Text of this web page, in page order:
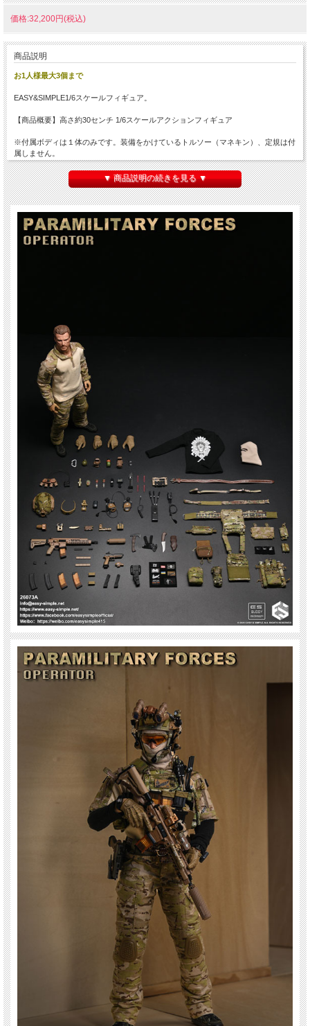
価格:32,200円(税込)
商品説明
お1人様最大3個まで
EASY&SIMPLE1/6スケールフィギュア。
【商品概要】高さ約30センチ 1/6スケールアクションフィギュア
※付属ボディは１体のみです。装備をかけているトルソー（マネキン）、定規は付
属しません。
※塗装、縫製、関節の固さ、左右差、バリの有無など個体差がございますのでご了
承ください。
※画像は試作品です。実際の商品と一部異なる場合がございます。
※パッケージに切れ目・擦れ・角つぶれ等ダメージがございます。ご了承の上ご注
▼ 商品説明の続きを見る ▼